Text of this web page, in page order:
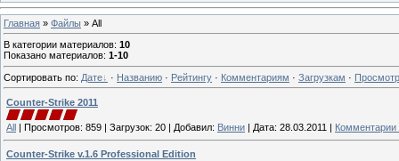
Главная » Файлы » All
В категории материалов: 10
Показано материалов: 1-10
Сортировать по: Дате · Названию · Рейтингу · Комментариям · Загрузкам ·
Counter-Strike 2011
All | Просмотров: 859 | Загрузок: 20 | Добавил: Винни | Дата: 28.03.2011 | Комментарии
Counter-Strike v.1.6 Professional Edition